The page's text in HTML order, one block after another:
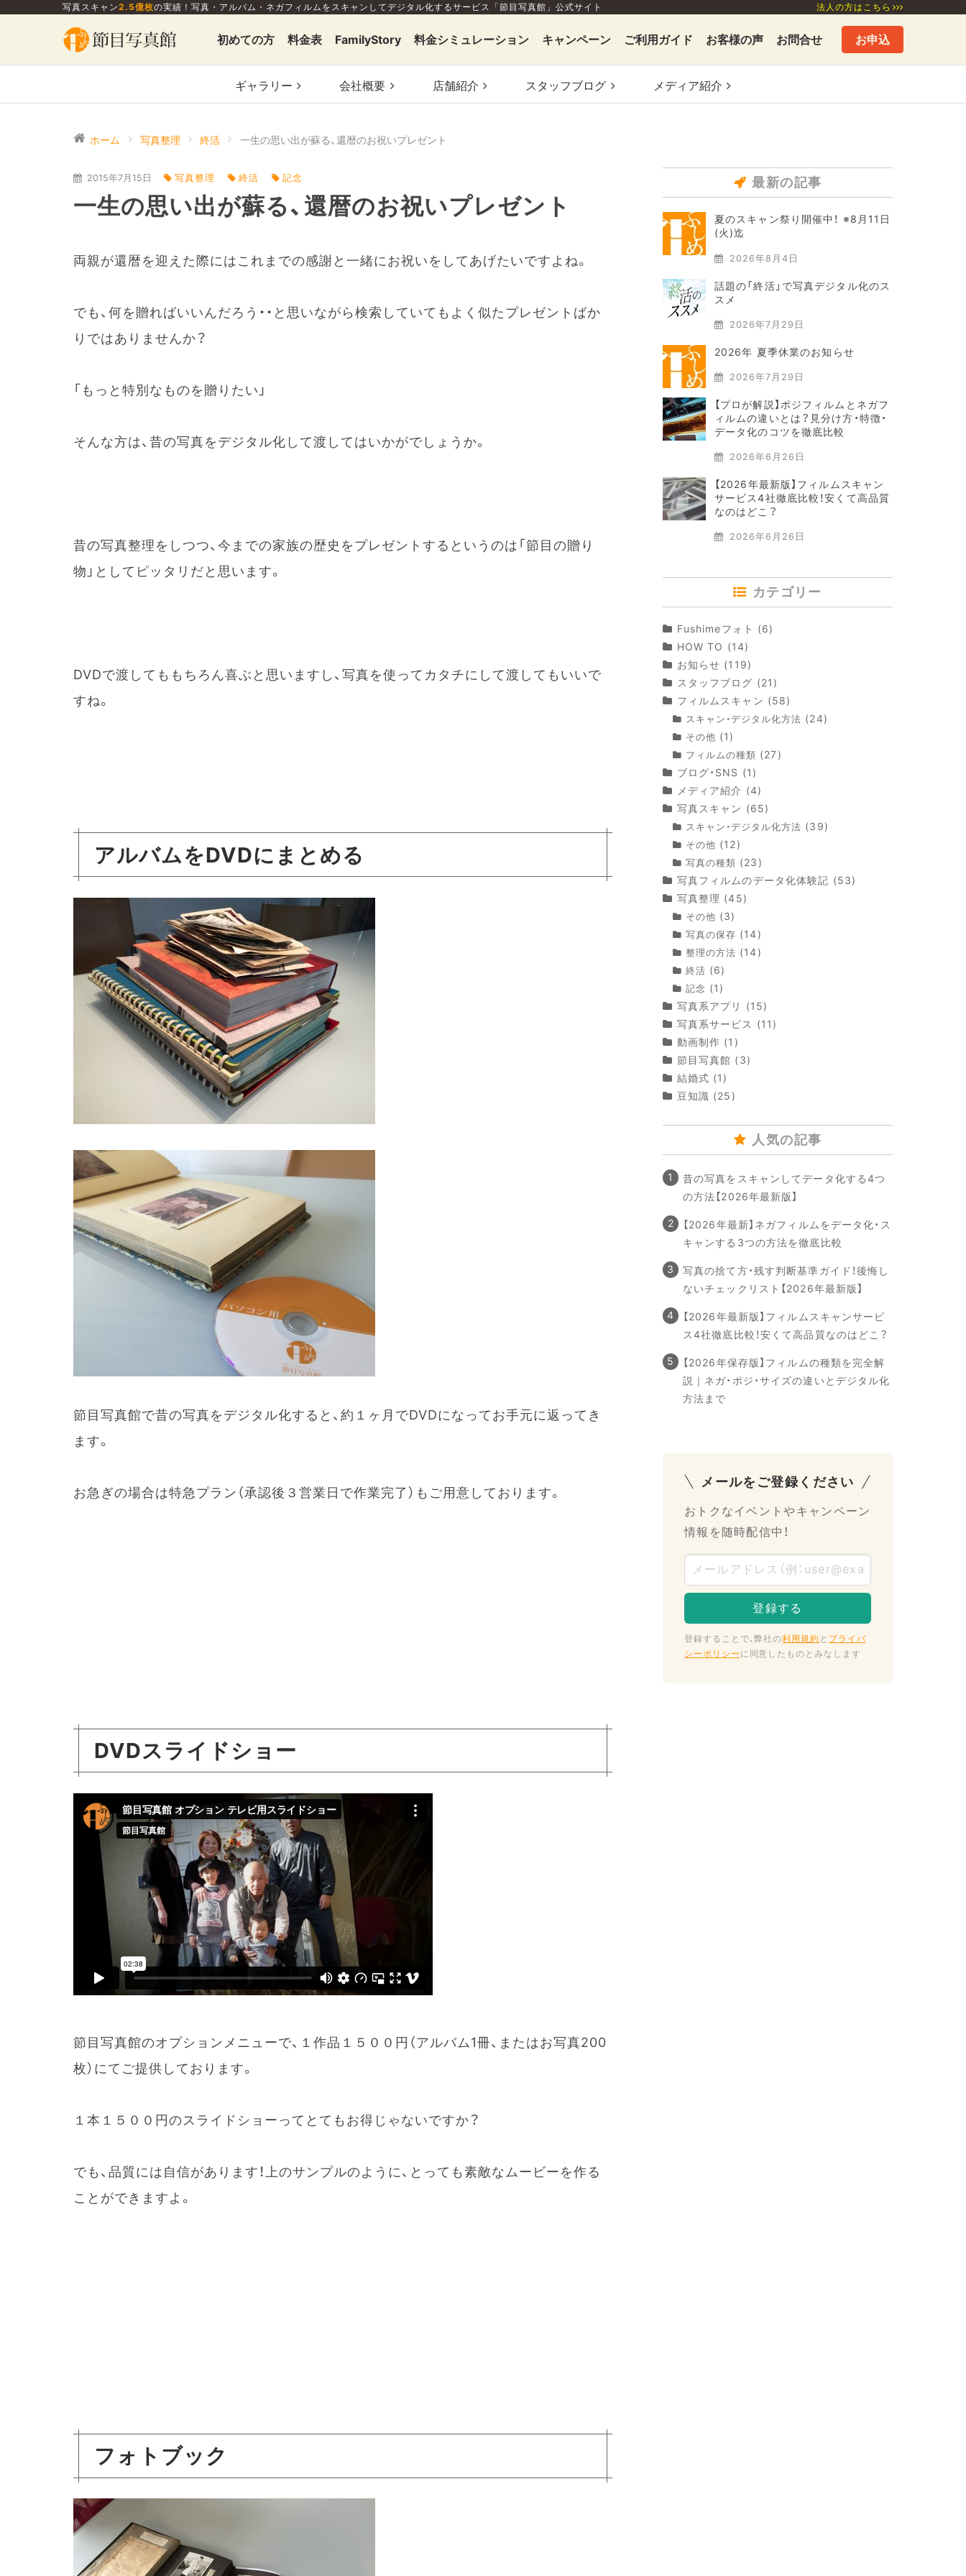
写真スキャン2.5億枚の実績！写真・アルバム・ネガフィルムをスキャンしてデジタル化するサービス「節目写真館」公式サイト 法人の方はこちら
初めての方 料金表 FamilyStory 料金シミュレーション キャンペーン ご利用ガイド お客様の声 お問合せ お申込
ギャラリー 会社概要 店舗紹介 スタッフブログ メディア紹介
ホーム 写真整理 終活 一生の思い出が蘇る、還暦のお祝いプレゼント
2015年7月15日 写真整理 終活 記念
一生の思い出が蘇る、還暦のお祝いプレゼント
両親が還暦を迎えた際にはこれまでの感謝と一緒にお祝いをしてあげたいですよね。
でも、何を贈ればいいんだろう・・と思いながら検索していてもよく似たプレゼントばか
りではありませんか？
「もっと特別なものを贈りたい」
そんな方は、昔の写真をデジタル化して渡してはいかがでしょうか。
昔の写真整理をしつつ、今までの家族の歴史をプレゼントするというのは「節目の贈り
物」としてピッタリだと思います。
DVDで渡してももちろん喜ぶと思いますし、写真を使ってカタチにして渡してもいいで
すね。
アルバムをDVDにまとめる
節目写真館で昔の写真をデジタル化すると、約１ヶ月でDVDになってお手元に返ってき
ます。
お急ぎの場合は特急プラン（承認後３営業日で作業完了）もご用意しております。
DVDスライドショー
節目写真館のオプションメニューで、１作品１５００円（アルバム1冊、またはお写真200
枚）にてご提供しております。
１本１５００円のスライドショーってとてもお得じゃないですか？
でも、品質には自信があります！上のサンプルのように、とっても素敵なムービーを作る
ことができますよ。
フォトブック
最新の記事
夏のスキャン祭り開催中！ ※8月11日
(火)迄
2026年8月4日
話題の「終活」で写真デジタル化のス
スメ
2026年7月29日
2026年 夏季休業のお知らせ
2026年7月29日
【プロが解説】ポジフィルムとネガフ
ィルムの違いとは？見分け方・特徴・
データ化のコツを徹底比較
2026年6月26日
【2026年最新版】フィルムスキャン
サービス4社徹底比較！安くて高品質
なのはどこ？
2026年6月26日
カテゴリー
Fushimeフォト (6)
HOW TO (14)
お知らせ (119)
スタッフブログ (21)
フィルムスキャン (58)
スキャン・デジタル化方法 (24)
その他 (1)
フィルムの種類 (27)
ブログ・SNS (1)
メディア紹介 (4)
写真スキャン (65)
スキャン・デジタル化方法 (39)
その他 (12)
写真の種類 (23)
写真フィルムのデータ化体験記 (53)
写真整理 (45)
その他 (3)
写真の保存 (14)
整理の方法 (14)
終活 (6)
記念 (1)
写真系アプリ
(15)
写真系サービス (11)
動画制作 (1)
節目写真館 (3)
結婚式 (1)
豆知識 (25)
人気の記事
昔の写真をスキャンしてデータ化する4つ
の方法【2026年最新版】
【2026年最新】ネガフィルムをデータ化・ス
キャンする3つの方法を徹底比較
写真の捨て方・残す判断基準ガイド！後悔し
ないチェックリスト【2026年最新版】
【2026年最新版】フィルムスキャンサービ
ス4社徹底比較！安くて高品質なのはどこ？
【2026年保存版】フィルムの種類を完全解
説｜ネガ・ポジ・サイズの違いとデジタル化
方法まで
メールをご登録ください
おトクなイベントやキャンペーン
情報を随時配信中！
登録することで、弊社の利用規約 と プライバ
シーポリシー に同意したものとみなします